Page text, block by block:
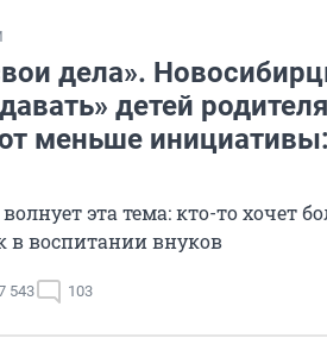
дела».
детей
меньше
эта тема: кто-то хочет
в воспитании внуков
543 103